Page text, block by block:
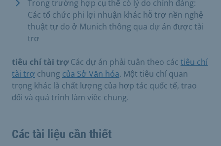
Trong trường hợp cụ thể có lý do chính đáng:
Các tổ chức phi lợi nhuận khác hỗ trợ nền nghệ
thuật tự do ở Munich thông qua dự án được tài
trợ
tiêu chí tài trợ Các dự án phải tuân theo các tiêu chí
tài trợ chung của Sở Văn hóa. Một tiêu chí quan
trọng khác là chất lượng của hợp tác quốc tế, trao
đổi và quá trình làm việc chung.
Các tài liệu cần thiết